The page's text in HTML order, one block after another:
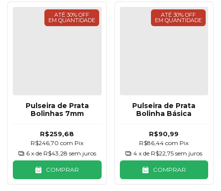
ATÉ 30% OFF
EM QUANTIDADE
Pulseira de Prata
Bolinhas 7mm
R$259,68
R$246,70com Pix
6 x de R$43,28 sem juros
COMPRAR
ATÉ 30% OFF
EM QUANTIDADE
Pulseira de Prata
Bolinha Básica
R$90,99
R$86,44com Pix
4 x de R$22,75 sem juros
COMPRAR